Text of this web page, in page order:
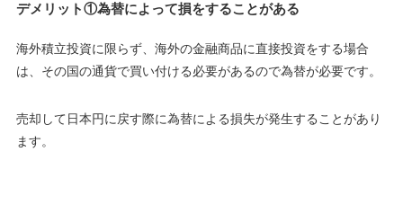
デメリット①為替によって損をすることがある
海外積立投資に限らず、海外の金融商品に直接投資をする場合
は、その国の通貨で買い付ける必要があるので為替が必要です。
売却して日本円に戻す際に為替による損失が発生することがあり
ます。